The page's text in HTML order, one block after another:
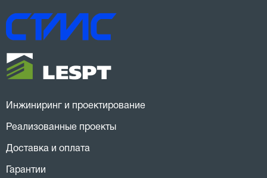
Инжиниринг и проектирование
Реализованные проекты
Доставка и оплата
Гарантии